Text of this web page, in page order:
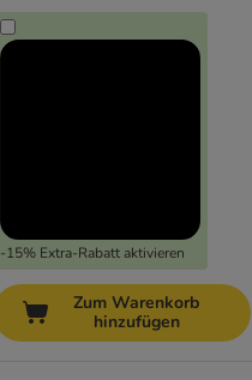
-15% Extra-Rabatt aktivieren
Zum Warenkorb
hinzufügen